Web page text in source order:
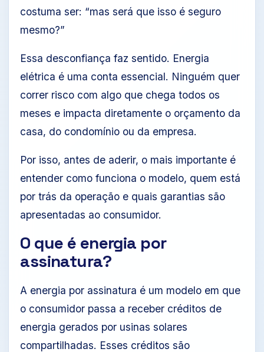
costuma ser: “mas será que isso é seguro
mesmo?”
Essa desconfiança faz sentido. Energia
elétrica é uma conta essencial. Ninguém quer
correr risco com algo que chega todos os
meses e impacta diretamente o orçamento da
casa, do condomínio ou da empresa.
Por isso, antes de aderir, o mais importante é
entender como funciona o modelo, quem está
por trás da operação e quais garantias são
apresentadas ao consumidor.
O que é energia por
assinatura?
A energia por assinatura é um modelo em que
o consumidor passa a receber créditos de
energia gerados por usinas solares
compartilhadas. Esses créditos são